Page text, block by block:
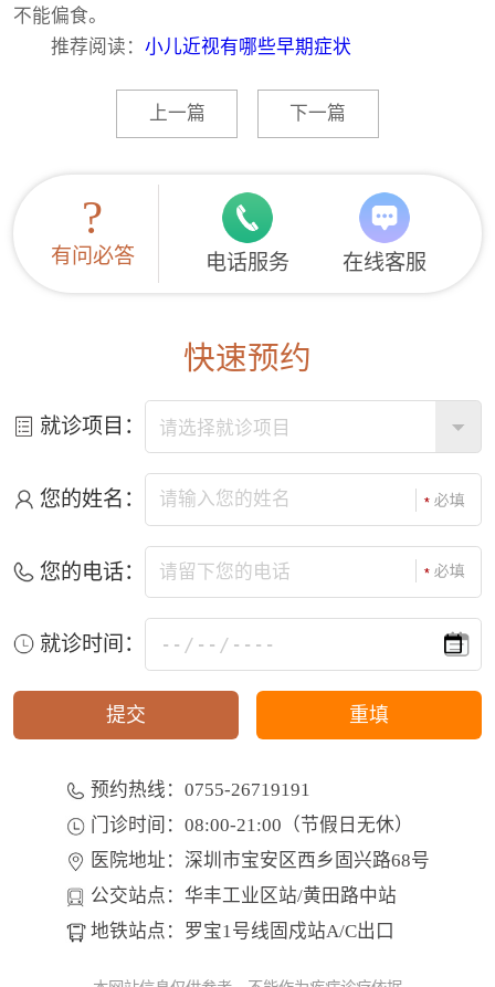
不能偏食。
推荐阅读： 小儿近视有哪些早期症状
上一篇 下一篇
?
有问必答 电话服务 在线客服
快速预约
就诊项目：
您的姓名：
您的电话：
就诊时间：
预约热线：0755-26719191
门诊时间：08:00-21:00（节假日无休）
医院地址：深圳市宝安区西乡固兴路68号
公交站点：华丰工业区站/黄田路中站
地铁站点：罗宝1号线固戍站A/C出口